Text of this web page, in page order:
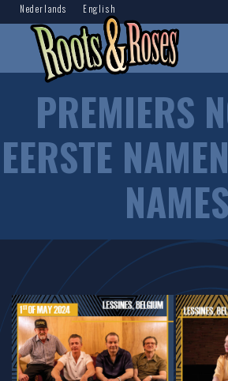
Nederlands English
PREMIERS
EERSTE
NAMES